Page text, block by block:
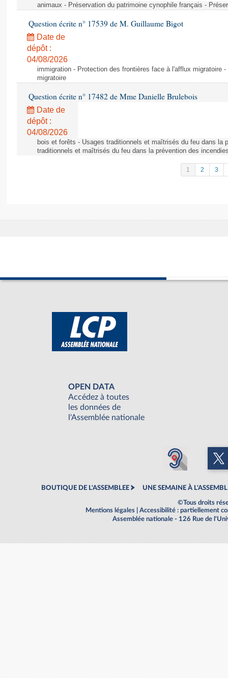
animaux - Préservation du patrimoine cynophile français -
Question écrite n° 17539 de M. Guillaume Bigot
Date de
dépôt :
04/08/2026
immigration - Protection des frontières face à l'afflux migratoire
migratoire
Question écrite n° 17482 de Mme Danielle Brulebois
Date de
dépôt :
04/08/2026
bois et forêts - Usages traditionnels et maîtrisés du feu dans la
traditionnels et maîtrisés du feu dans la prévention des
1 2 3
OPEN DATA
Accédez à toutes
les données de
l'Assemblée nationale
BOUTIQUE DE L'ASSEMBLEE UNE SEMAINE À
©Tous droits
Mentions légales
Accessibilité : partiellement
Assemblée nationale - 126 Rue de